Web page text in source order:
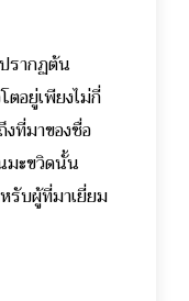
รากฏต้น
อยู่เพียงไม่กี่
ที่มาของชื่อ
มะขวิดนั้น
รับผู้ที่มาเยี่ยม